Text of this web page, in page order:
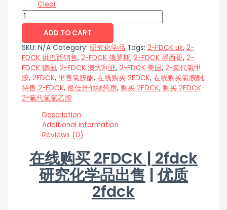
Clear
ADD TO CART
SKU: N/A Category: 研究化学品 Tags: 2-FDCK uk, 2-
FDCK 供巴西销售, 2-FDCK 俄罗斯, 2-FDCK 墨西哥, 2-
FDCK 德国, 2-FDCK 澳大利亚, 2-FDCK 美国, 2-氟代氯甲
胺, 2FDCK, 出售氯胺酮, 在线购买 2FDCK, 在线购买氯胺酮,
待售 2-FDCK, 最佳开他敏药房, 购买 2FDCK, 购买 2FDCK
2-氟代氯氯乙胺
Description
Additional information
Reviews (0)
在线购买 2FDCK | 2fdck
研究化学品出售 |优质
2fdck